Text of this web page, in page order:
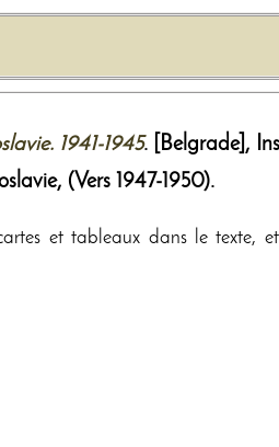
1941-1945. [Belgrade],
, (Vers 1947-1950).
et tableaux dans le texte,